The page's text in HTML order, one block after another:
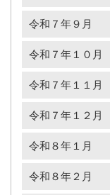
令和７年９月
令和７年１０月
令和７年１１月
令和７年１２月
令和８年１月
令和８年２月